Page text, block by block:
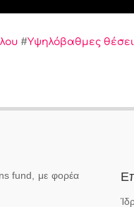
#Υψηλόβαθμες
fund, με φορέα